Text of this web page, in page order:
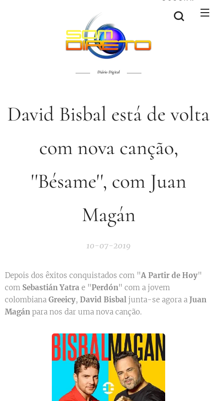
Diário Digital
David Bisbal está de volta
com nova canção,
''Bésame'', com Juan
Magán
10-07-2019
Depois dos êxitos conquistados com "A Partir de Hoy"
com Sebastián Yatra e "Perdón" com a jovem
colombiana Greeicy, David Bisbal junta-se agora a Juan
Magán para nos dar uma nova canção.